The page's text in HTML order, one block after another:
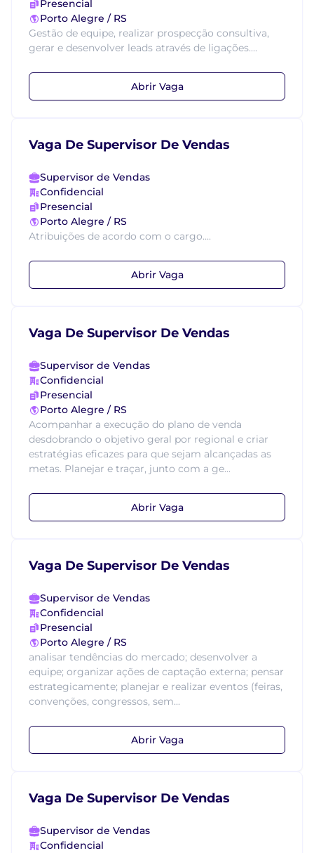
Presencial
Porto Alegre / RS
Gestão de equipe, realizar prospecção consultiva,
gerar e desenvolver leads através de ligações....
Abrir Vaga
Vaga De Supervisor De Vendas
Supervisor de Vendas
Confidencial
Presencial
Porto Alegre / RS
Atribuições de acordo com o cargo....
Abrir Vaga
Vaga De Supervisor De Vendas
Supervisor de Vendas
Confidencial
Presencial
Porto Alegre / RS
Acompanhar a execução do plano de venda
desdobrando o objetivo geral por regional e criar
estratégias eficazes para que sejam alcançadas as
metas. Planejar e traçar, junto com a ge...
Abrir Vaga
Vaga De Supervisor De Vendas
Supervisor de Vendas
Confidencial
Presencial
Porto Alegre / RS
analisar tendências do mercado; desenvolver a
equipe; organizar ações de captação externa; pensar
estrategicamente; planejar e realizar eventos (feiras,
convenções, congressos, sem...
Abrir Vaga
Vaga De Supervisor De Vendas
Supervisor de Vendas
Confidencial